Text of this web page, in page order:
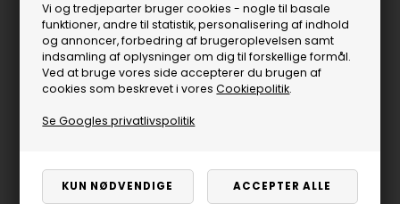
Vi og tredjeparter bruger cookies - nogle til basale
funktioner, andre til statistik, personalisering af indhold
og annoncer, forbedring af brugeroplevelsen samt
indsamling af oplysninger om dig til forskellige formål.
Ved at bruge vores side accepterer du brugen af
cookies som beskrevet i voresCookiepolitik.
Se Googles privatlivspolitik